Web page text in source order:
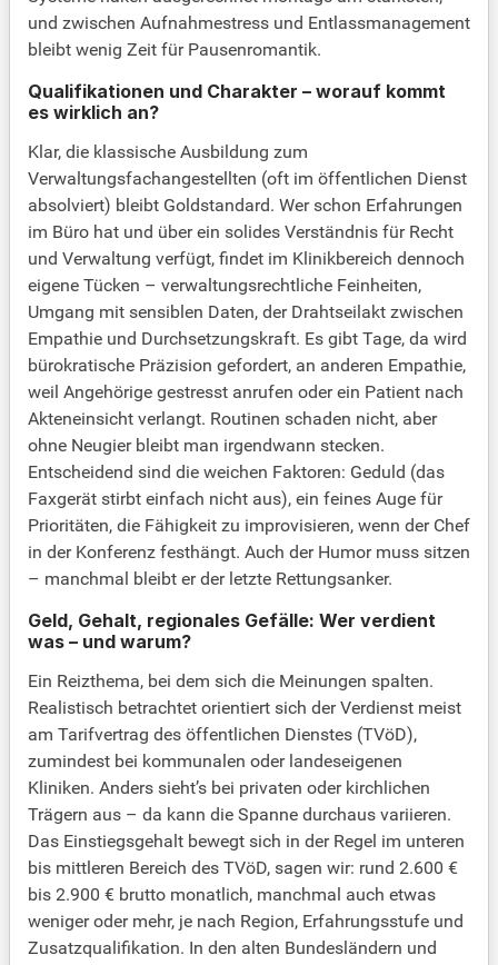
und zwischen Aufnahmestress und Entlassmanagement
bleibt wenig Zeit für Pausenromantik.
Qualifikationen und Charakter – worauf kommt
es wirklich an?
Klar, die klassische Ausbildung zum
Verwaltungsfachangestellten (oft im öffentlichen Dienst
absolviert) bleibt Goldstandard. Wer schon Erfahrungen
im Büro hat und über ein solides Verständnis für Recht
und Verwaltung verfügt, findet im Klinikbereich dennoch
eigene Tücken – verwaltungsrechtliche Feinheiten,
Umgang mit sensiblen Daten, der Drahtseilakt zwischen
Empathie und Durchsetzungskraft. Es gibt Tage, da wird
bürokratische Präzision gefordert, an anderen Empathie,
weil Angehörige gestresst anrufen oder ein Patient nach
Akteneinsicht verlangt. Routinen schaden nicht, aber
ohne Neugier bleibt man irgendwann stecken.
Entscheidend sind die weichen Faktoren: Geduld (das
Faxgerät stirbt einfach nicht aus), ein feines Auge für
Prioritäten, die Fähigkeit zu improvisieren, wenn der Chef
in der Konferenz festhängt. Auch der Humor muss sitzen
– manchmal bleibt er der letzte Rettungsanker.
Geld, Gehalt, regionales Gefälle: Wer verdient
was – und warum?
Ein Reizthema, bei dem sich die Meinungen spalten.
Realistisch betrachtet orientiert sich der Verdienst meist
am Tarifvertrag des öffentlichen Dienstes (TVöD),
zumindest bei kommunalen oder landeseigenen
Kliniken. Anders sieht’s bei privaten oder kirchlichen
Trägern aus – da kann die Spanne durchaus variieren.
Das Einstiegsgehalt bewegt sich in der Regel im unteren
bis mittleren Bereich des TVöD, sagen wir: rund 2.600 €
bis 2.900 € brutto monatlich, manchmal auch etwas
weniger oder mehr, je nach Region, Erfahrungsstufe und
Zusatzqualifikation. In den alten Bundesländern und